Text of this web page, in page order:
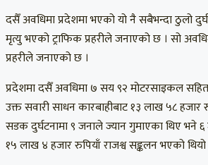
दसैँ अवधिमा प्रदेशमा भएको यो नै सबैभन्दा ठुलो
मृत्यु भएको ट्राफिक प्रहरीले जनाएको छ । सो
प्रहरीले जनाएको छ ।
प्रदेशमा दसैँ अवधिमा ७ सय ९२ मोटरसाइकल सहित
उक्त सवारी साधन कारबाहीबाट १३ लाख ५८
सडक दुर्घटनामा ९ जनाले ज्यान गुमाएका थिए भने ६
१५ लाख ४ हजार रुपियाँ राजश्व सङ्कलन भएको थियो